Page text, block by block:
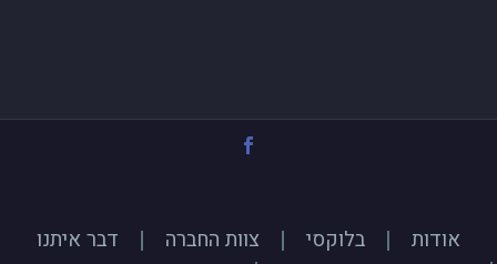
אודות בלוקסי צוות החברה
דבר איתנו